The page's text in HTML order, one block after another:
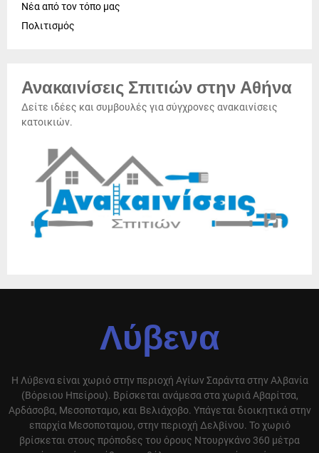
Νέα από τον τόπο μας
Πολιτισμός
Ανακαινίσεις Σπιτιών στην Αθήνα
Δείτε ιδέες και συμβουλές για σύγχρονες ανακαινίσεις
κατοικιών.
Λύβενα
Η Λύβενα είναι χωριό στην περιοχή Αγίων Σαράντα στην Αλβανία
(Βόρειου Ηπείρου). Βρίσκεται ανάμεσα στα χωριά Αβαρίτσα,
Αρδάσοβα, Μεσοποταμο, και Βελιάχοβο. Υπάγεται διοικητικά στην
επαρχία Μεσοποταμου, στην περιοχή Δελβίνου. Το χωριό
βρίσκεται στους πρόποδες του όρους Ντουργκάνο 360 μέτρα